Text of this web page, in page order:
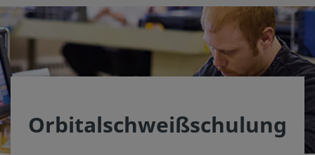
Orbitalschweißschulung